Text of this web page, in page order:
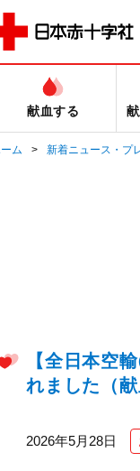
献血する
ム 新着ニュース・プ
【全日本空
れました（献
2026年5月28日